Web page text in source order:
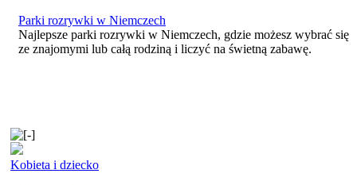
Parki rozrywki w Niemczech
Najlepsze parki rozrywki w Niemczech, gdzie możesz wybrać się
ze znajomymi lub całą rodziną i liczyć na świetną zabawę.
Kobieta i dziecko